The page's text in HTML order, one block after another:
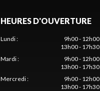
HEURES D'OUVERTURE
Lundi:
9h00 - 12h00
13h00 - 17h30
Mardi:
9h00 - 12h00
13h00 - 17h30
Mercredi:
9h00 - 12h00
13h00 - 17h30